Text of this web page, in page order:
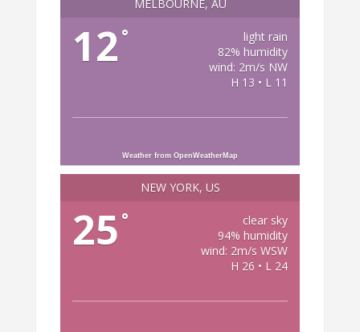
MELBOURNE, AU
12 °
light rain
82% humidity
wind: 2m/s NW
H 13 • L 11
Weather from OpenWeatherMap
NEW YORK, US
25 °
clear sky
94% humidity
wind: 2m/s WSW
H 26 • L 24